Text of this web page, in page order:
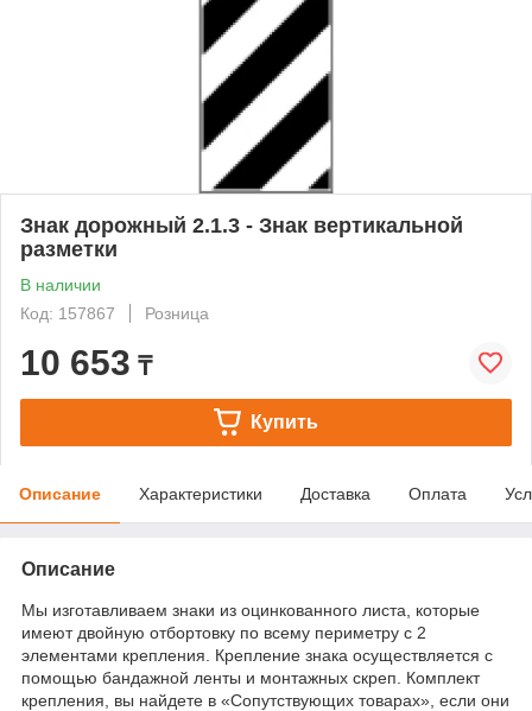
Знак дорожный 2.1.3 - Знак вертикальной
разметки
В наличии
Код: 157867
Розница
10 653 ₸
Купить
Описание Характеристики Доставка Оплата
Описание
Мы изготавливаем знаки из оцинкованного листа, которые
имеют двойную отбортовку по всему периметру с 2
элементами крепления. Крепление знака осуществляется с
помощью бандажной ленты и монтажных скреп. Комплект
крепления, вы найдете в «Сопутствующих товарах», если они